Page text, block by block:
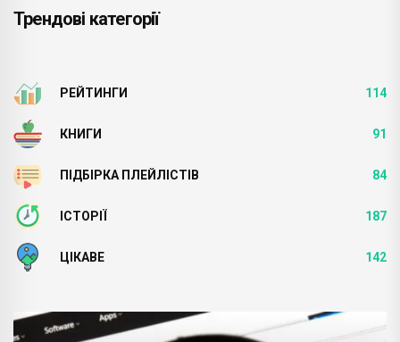
Трендові категорії
РЕЙТИНГИ 114
КНИГИ 91
ПІДБІРКА ПЛЕЙЛІСТІВ 84
ІСТОРІЇ 187
ЦІКАВЕ 142